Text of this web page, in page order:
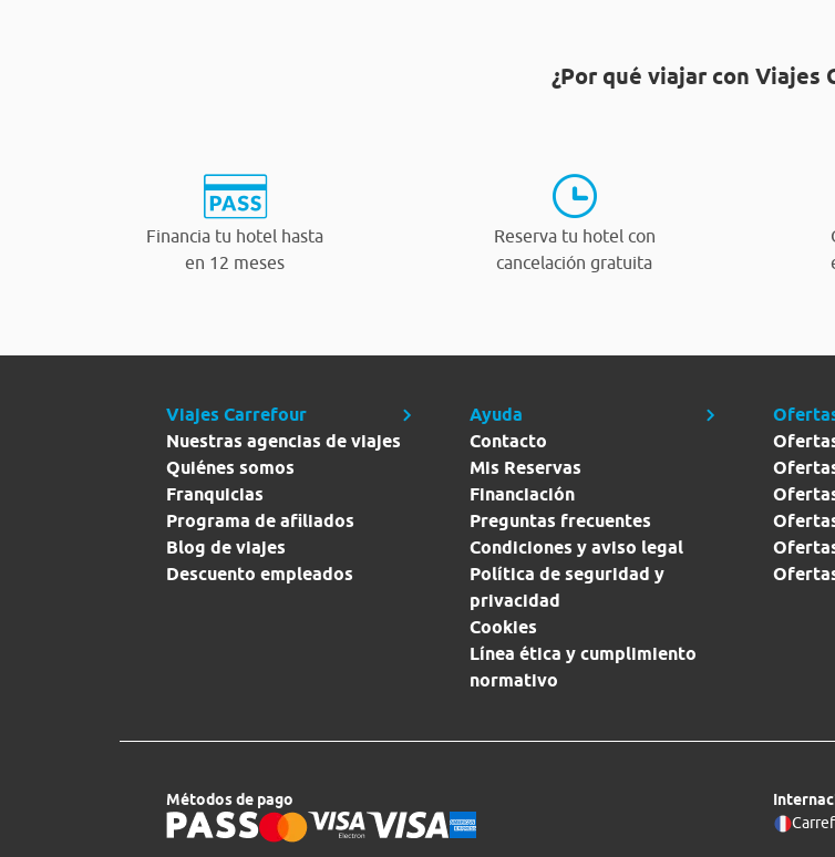
¿Por qué viajar con Viajes
Financia tu hotel hasta
en 12 meses
Reserva tu hotel con
cancelación gratuita
Viajes Carrefour
Nuestras agencias de viajes
Quiénes somos
Franquicias
Programa de afiliados
Blog de viajes
Descuento empleados
Ayuda
Contacto
Mis Reservas
Financiación
Preguntas frecuentes
Condiciones y aviso legal
Política de seguridad y
privacidad
Cookies
Línea ética y cumplimiento
normativo
Métodos de pago